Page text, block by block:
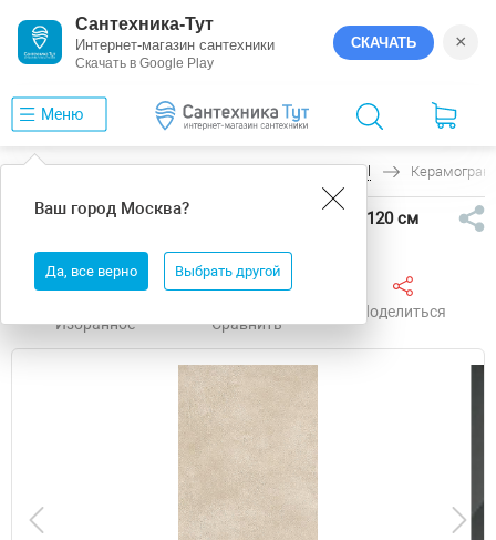
Сантехника-Тут
Интернет-магазин сантехники
Скачать в Google Play
СКАЧАТЬ ×
Меню
Ваш город Москва?
Да, все верно Выбрать другой
Glocal
Керамогранит Mirage Glocal NAT SQ GC14 60х120 см
Избранное Сравнить
Поделиться